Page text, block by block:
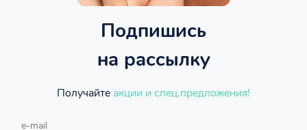
Подпишись
на рассылку
Получайте акции и спец.предложения!